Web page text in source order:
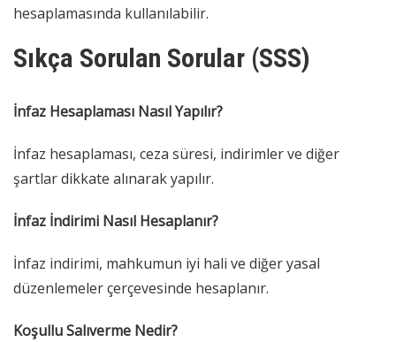
hesaplamasında kullanılabilir.
Sıkça Sorulan Sorular (SSS)
İnfaz Hesaplaması Nasıl Yapılır?
İnfaz hesaplaması, ceza süresi, indirimler ve diğer
şartlar dikkate alınarak yapılır.
İnfaz İndirimi Nasıl Hesaplanır?
İnfaz indirimi, mahkumun iyi hali ve diğer yasal
düzenlemeler çerçevesinde hesaplanır.
Koşullu Salıverme Nedir?